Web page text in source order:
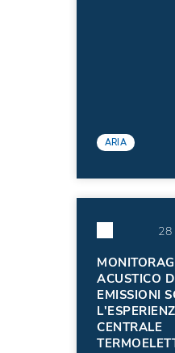
ARIA
ACUSTICO
EMISSIONI
CENTRALE